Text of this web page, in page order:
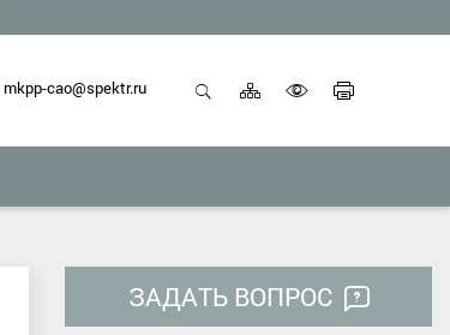
mkpp-cao@spektr.ru Карта
сайта
версию
ЗАДАТЬ ВОПРОС